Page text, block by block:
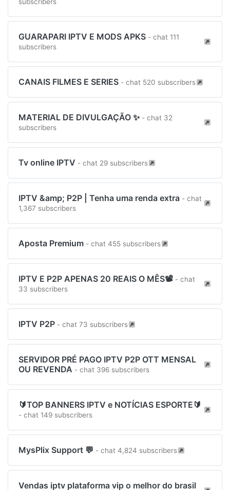
GUARAPARI IPTV E MODS APKS - chat 111
subscribers
CANAIS FILMES E SERIES - chat 520 subscribers
MATERIAL DE DIVULGAÇÃO ✨ - chat 32
subscribers
Tv online IPTV - chat 29 subscribers
IPTV &amp; P2P | Tenha uma renda extra - chat
1,367 subscribers
Aposta Premium - chat 455 subscribers
IPTV E P2P APENAS 20 REAIS O MÊS📽️ - chat
33 subscribers
IPTV P2P - chat 73 subscribers
SERVIDOR PRÉ PAGO IPTV P2P OTT MENSAL
OU REVENDA - chat 396 subscribers
🔰TOP BANNERS IPTV e NOTÍCIAS ESPORTE🔰
- chat 149 subscribers
MysPlix Support 💬 - chat 4,824 subscribers
Vendas iptv plataforma vip o melhor do brasil